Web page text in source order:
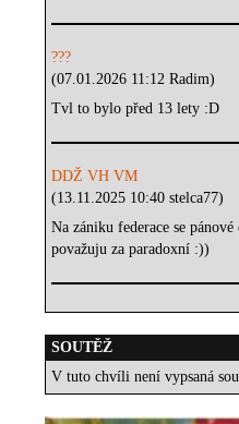
???
(07.01.2026 11:12 Radim)
Tvl to bylo před 13 lety :D
DDŽ VH VM
(13.11.2025 10:40 stelca77)
Na zániku federace se
považuju za paradoxní :))
SOUTĚŽ
V tuto chvíli není vypsaná